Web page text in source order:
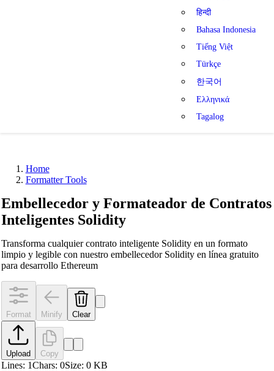
हिन्दी
Bahasa Indonesia
Tiếng Việt
Türkçe
한국어
Ελληνικά
Tagalog
Home
Formatter Tools
Embellecedor y Formateador de Contratos
Inteligentes Solidity
Transforma cualquier contrato inteligente Solidity en un formato
limpio y legible con nuestro embellecedor Solidity en línea gratuito
para desarrollo Ethereum
Format Minify Clear
Upload Copy
Lines: 1Chars: 0Size: 0KB